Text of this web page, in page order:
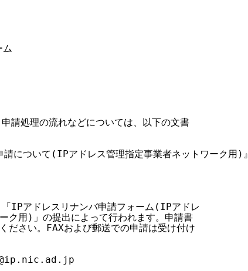
ム
処理の流れなどについては、以下の文書
ついて(IPアドレス管理指定事業者ネットワーク用)』
IPアドレスリナンバ申請フォーム(IPアドレ
用)」の提出によって行われます。申請書
さい。FAXおよび郵送での申請は受け付け